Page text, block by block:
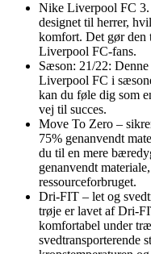
Nike Liverpool FC 3.
designet til herrer,
komfort. Det gør den
Liverpool FC-fans.
Sæson: 21/22:
Liverpool FC i
kan du føle dig som
vej til succes.
Move To Zero –
75% genanvendt
du til en mere
genanvendt
ressourceforbruget.
Dri-FIT – let og
trøje er lavet af Dri-
komfortabel under
svedtransporterende